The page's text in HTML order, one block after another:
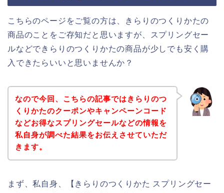
こちらのページをご覧の方は、きらりのつくりかたの
商品のことをご存知だと思いますが、スプリングセー
ルなどできらりのつくりかたの商品が少しでも安く購
入できたらいいと思いませんか？
なので今回、こちらの記事ではきらりのつ
くりかたのクーポンやキャンペーンコード
などお得なスプリングセールなどの情報を
私自身が調べた結果をお伝えさせていただ
きます。
まず、私自身、【きらりのつくりかた スプリングセー